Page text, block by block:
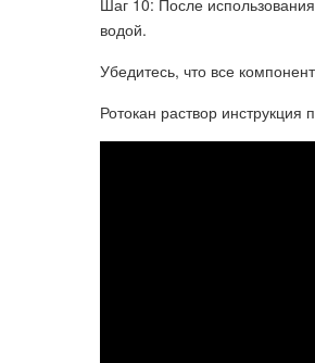
Шаг 10: После
водой.
Убедитесь, что все
Ротокан раствор